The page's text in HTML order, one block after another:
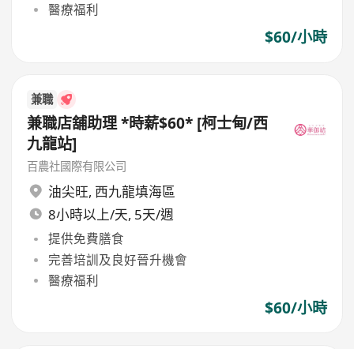
醫療福利
$60/小時
兼職
兼職店舖助理 *時薪$60* [柯士甸/西
九龍站]
百農社國際有限公司
油尖旺, 西九龍填海區
8小時以上/天, 5天/週
提供免費膳食
完善培訓及良好晉升機會
醫療福利
$60/小時